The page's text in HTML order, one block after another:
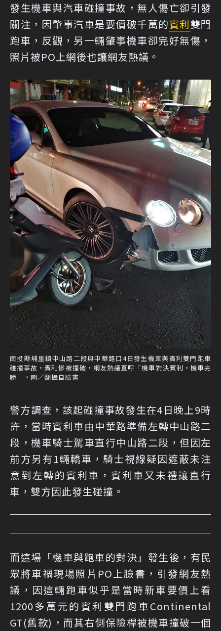
發生機車與汽車碰撞事故，無人傷亡卻引發
關注，因肇事汽車是要價破千萬的賓利雙門
跑車，反觀，另一輛肇事機車卻完好無傷，
照片被PO上網後也讓網友熱議。
南投縣埔里鎮中山路二段與中華路口4日發生機車與賓利雙門跑車
碰撞事故，賓利慘被撞破，網友熱議直呼「機車對決賓利，機車完
勝」，圖／翻攝自臉書
警方調查，該起碰撞事故發生在4日晚上9時
許，當時賓利車由中華路準備左轉中山路二
段，機車騎士駕車直行中山路二段，但因左
前方另有1輛轎車，騎士視線疑因遮蔽未注
意到左轉的賓利車，賓利車又未禮讓直行
車，雙方因此發生碰撞。
而這場「機車與跑車的對決」發生後，有民
眾將車禍現場照片PO上臉書，引發網友熱
議，因這輛跑車似乎是當時新車要價上看
1200多萬元的賓利雙門跑車Continental
GT(舊款)，而其右側保險桿被機車撞破一個